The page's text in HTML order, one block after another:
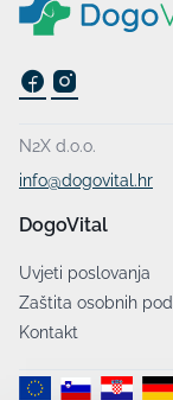
N2X d.o.o.
info@dogovital.hr
DogoVital
Uvjeti poslovanja
Zaštita osobnih
Kontakt